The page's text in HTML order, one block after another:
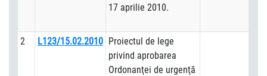
17 aprilie 2010.
2 L123/15.02.2010 Proiectul de lege
privind aprobarea
Ordonanţei de urgenţă